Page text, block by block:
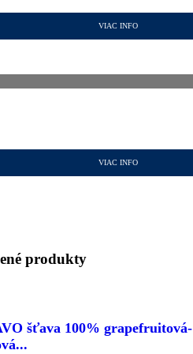
VIAC INFO
VIAC INFO
produkty
šťava 100% grapefruitová-